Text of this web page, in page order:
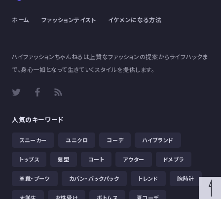
ホーム ファッションテイスト イケメンになる方法
ハイファッションちゃんねるは上質なファッションの提案からライフハックま
で、身心一如となって生きていくスタイルを提供します。
人気のキーワード
スニーカー ユニクロ コーデ ハイブランド
トップス 髪型 コート アウター ドメブラ
革靴・ブーツ カバン・バックパック トレンド 腕時計